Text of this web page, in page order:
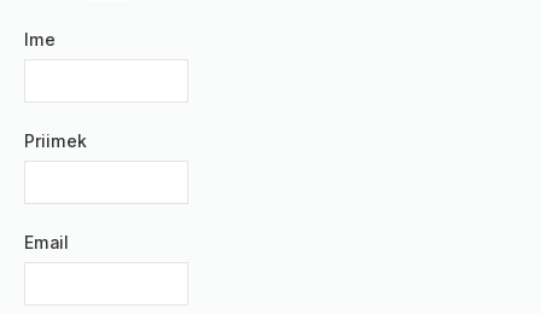
Ime
Priimek
Email